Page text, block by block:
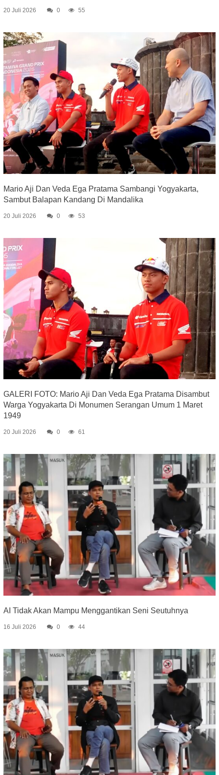
20 Juli 2026 0 55
Mario Aji Dan Veda Ega Pratama Sambangi Yogyakarta,
Sambut Balapan Kandang Di Mandalika
20 Juli 2026 0 53
GALERI FOTO: Mario Aji Dan Veda Ega Pratama Disambut
Warga Yogyakarta Di Monumen Serangan Umum 1 Maret
1949
20 Juli 2026 0 61
AI Tidak Akan Mampu Menggantikan Seni Seutuhnya
16 Juli 2026 0 44